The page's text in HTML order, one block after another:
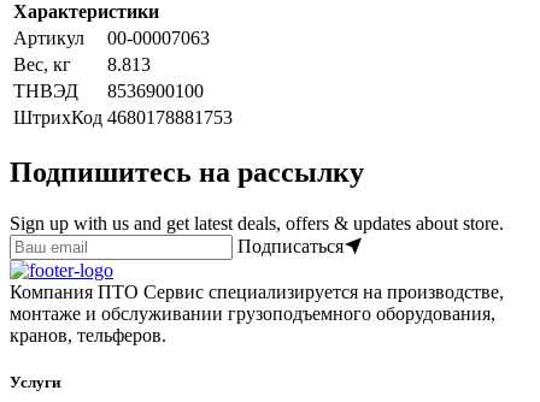
Характеристики
Артикул
00-00007063
Вес, кг
8.813
ТНВЭД
8536900100
ШтрихКод 4680178881753
Подпишитесь на рассылку
Sign up with us and get latest deals, offers & updates about store.
Подписаться
Компания ПТО Сервис специализируется на производстве,
монтаже и обслуживании грузоподъемного оборудования,
кранов, тельферов.
Услуги